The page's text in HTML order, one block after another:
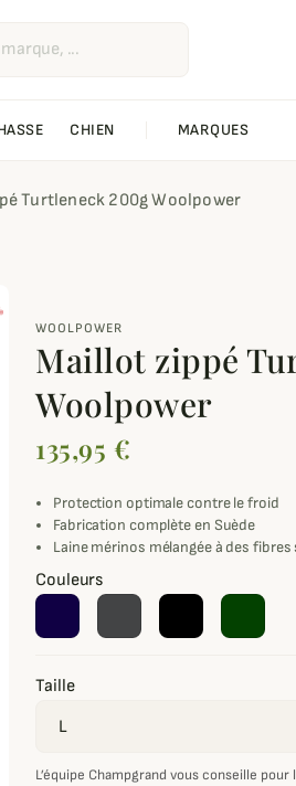
CHIEN MARQUES
Turtleneck 200g Woolpower
WOOLPOWER
Maillot zippé
Woolpower
135,95 €
Protection optimale contre le froid
Fabrication complète en Suède
Laine mérinos mélangée à des
Couleurs
Taille
L’équipe Champgrand vous conseille pour